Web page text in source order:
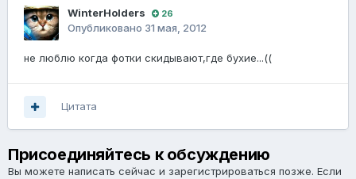
WinterHolders 26
Опубликовано 31 мая, 2012
не люблю когда фотки скидывают,где бухие...((
Цитата
Присоединяйтесь к обсуждению
Вы можете написать сейчас и зарегистрироваться позже. Если